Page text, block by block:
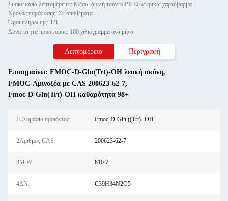
Συσκευασία λεπτομέρειες: Μέσα: διπλή τσάντα PE Εξωτερικά: χαρτόβαρμα
Χρόνος παράδοσης: Σε αποθέματα
Όροι πληρωμής: Τ/Τ
Δυνατότητα προσφοράς: 100 χιλιόγραμμα ανά μήνα
Λεπτομέρεια Περιγραφή
Επισημαίνω: FMOC-D-Gln(Trt)-OH λευκή σκόνη,
FMOC-Αμινοξέα με CAS 200623-62-7,
Fmoc-D-Gln(Trt)-OH καθαρότητα 98+
1Ονομασία προϊόντος: Fmoc-D-Gln ((Trt) -OH
2Αριθμός CAS: 200623-62-7
3M.W.: 610.7
4ΔΝ: C39H34N2O5